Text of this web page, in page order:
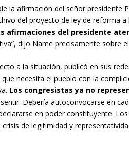
la afirmación del señor presidente
del proyecto de ley de reforma
afirmaciones del presidente
dijo Name precisamente sobre
a la situación, publicó en sus
necesita el pueblo con la
Los congresistas ya no
Debería autoconvocarse en
en poder constituyente.
crisis de legitimidad y